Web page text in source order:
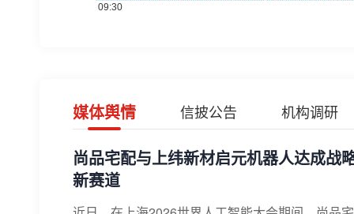
媒体舆情 信披公告 机构调研
尚品宅配与上纬新材启元机器人达成战
新赛道